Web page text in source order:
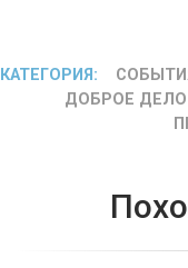
КАТЕГОРИЯ:
ДОБРОЕ ДЕЛО